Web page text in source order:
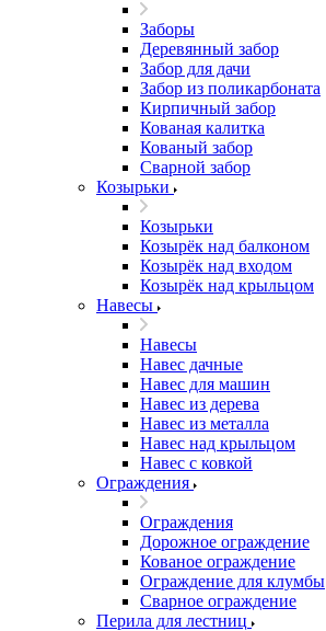
Заборы
Деревянный забор
Забор для дачи
Забор из поликарбоната
Кирпичный забор
Кованая калитка
Кованый забор
Сварной забор
Козырьки
Козырьки
Козырёк над балконом
Козырёк над входом
Козырёк над крыльцом
Навесы
Навесы
Навес дачные
Навес для машин
Навес из дерева
Навес из металла
Навес над крыльцом
Навес с ковкой
Ограждения
Ограждения
Дорожное ограждение
Кованое ограждение
Ограждение для клумбы
Сварное ограждение
Перила для лестниц